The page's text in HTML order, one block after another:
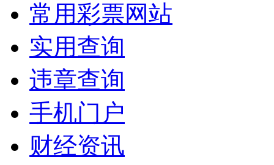
常用彩票网站
实用查询
违章查询
手机门户
财经资讯